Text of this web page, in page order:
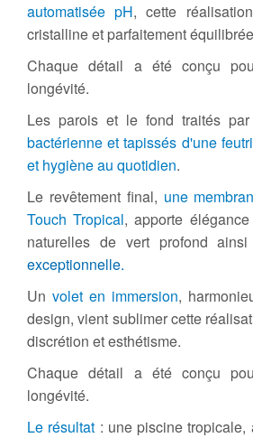
automatisée pH, cette
cristalline et parfaitement
Chaque détail a été conçu
longévité.
Les parois et le fond traités
bactérienne et tapissés d'une
et hygiène au quotidien.
Le revêtement final, une
Touch Tropical, apporte
naturelles de vert profond ainsi
exceptionnelle.
Un volet en immersion,
design, vient sublimer cette
discrétion et esthétisme.
Chaque détail a été conçu
longévité.
Le résultat : une piscine tropicale,